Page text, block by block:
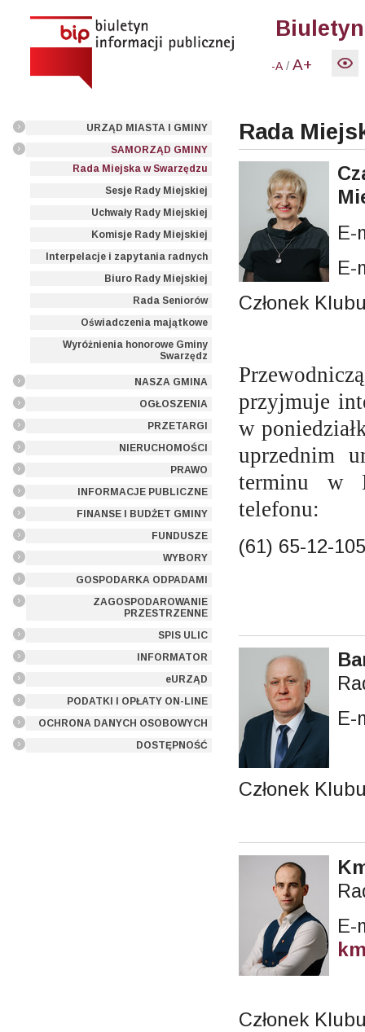
-A /A+
URZĄD MIASTA I GMINY
SAMORZĄD GMINY
Rada Miejska w Swarzędzu
Sesje Rady Miejskiej
Uchwały Rady Miejskiej
Komisje Rady Miejskiej
Interpelacje i zapytania radnych
Biuro Rady Miejskiej
Rada Seniorów
Oświadczenia majątkowe
Wyróżnienia honorowe Gminy
Swarzędz
NASZA GMINA
OGŁOSZENIA
PRZETARGI
NIERUCHOMOŚCI
PRAWO
INFORMACJE PUBLICZNE
FINANSE I BUDŻET GMINY
FUNDUSZE
WYBORY
GOSPODARKA ODPADAMI
ZAGOSPODAROWANIE
PRZESTRZENNE
SPIS ULIC
INFORMATOR
eURZĄD
PODATKI I OPŁATY ON-LINE
OCHRONA DANYCH OSOBOWYCH
DOSTĘPNOŚĆ
Rada
E-
E-
Członek
przyjmuje
w
uprzednim
terminu w
telefonu:
(61) 65-12-
E-
Członek
E-
Członek